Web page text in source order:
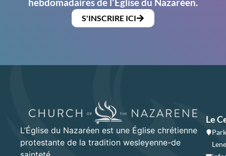
S'INSCRIRE ICI
L’Église du Nazaréen est une Église chrétienne
protestante de la tradition wesleyenne-de
Le